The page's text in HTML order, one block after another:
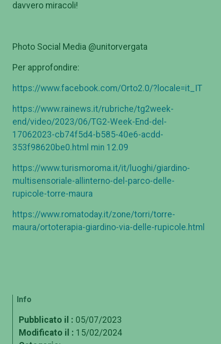
davvero miracoli!
Photo Social Media @unitorvergata
Per approfondire:
https://www.facebook.com/Orto2.0/?locale=it_IT
https://www.rainews.it/rubriche/tg2week-
end/video/2023/06/TG2-Week-End-del-
17062023-cb74f5d4-b585-40e6-acdd-
353f98620be0.html min 12.09
https://www.turismoroma.it/it/luoghi/giardino-
multisensoriale-allinterno-del-parco-delle-
rupicole-torre-maura
https://www.romatoday.it/zone/torri/torre-
maura/ortoterapia-giardino-via-delle-rupicole.html
Info
Pubblicato il : 05/07/2023
Modificato il : 15/02/2024